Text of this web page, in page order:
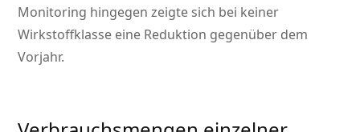
Monitoring hingegen zeigte sich bei keiner
Wirkstoffklasse eine Reduktion gegenüber dem
Vorjahr.